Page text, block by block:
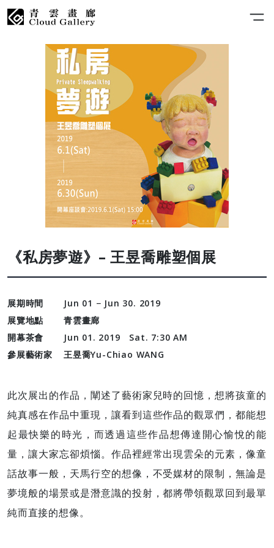
《私房夢遊》– 王昱喬雕塑個展
展期時間
Jun 01 − Jun 30. 2019
展覽地點
青雲畫廊
開幕茶會
Jun 01. 2019 Sat. 7:30 AM
參展藝術家
王昱喬Yu-Chiao WANG
此次展出的作品，闡述了藝術家兒時的回憶，想將孩童的
純真感在作品中重現，讓看到這些作品的觀眾們，都能想
起最快樂的時光，而透過這些作品想傳達開心愉悅的能
量，讓大家忘卻煩惱。作品裡經常出現雲朵的元素，像童
話故事一般，天馬行空的想像，不受媒材的限制，無論是
夢境般的場景或是潛意識的投射，都將帶領觀眾回到最單
純而直接的想像。